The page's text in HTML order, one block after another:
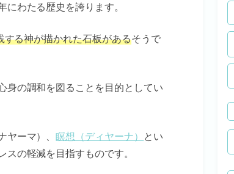
わたる歴史を誇ります。
る神が描かれた石板があるそうで
身の調和を図ることを目的としてい
ヤーマ）、瞑想（ディヤーナ） とい
の軽減を目指すものです。